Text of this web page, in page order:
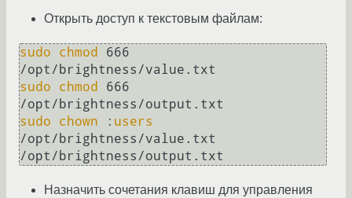
Открыть доступ к текстовым файлам:
sudo chmod
666
sudo
chmod
666
sudo
chown : users
/opt/brightness/value.txt
Назначить сочетания клавиш для управления